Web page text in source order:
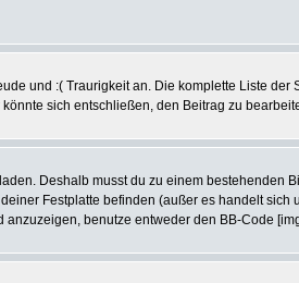
und :( Traurigkeit an. Die komplette Liste
sich entschließen, den Beitrag zu
Deshalb musst du zu einem bestehenden
Festplatte befinden (außer es handelt sich
benutze entweder den BB-Code